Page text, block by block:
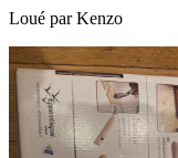
Loué parKenzo